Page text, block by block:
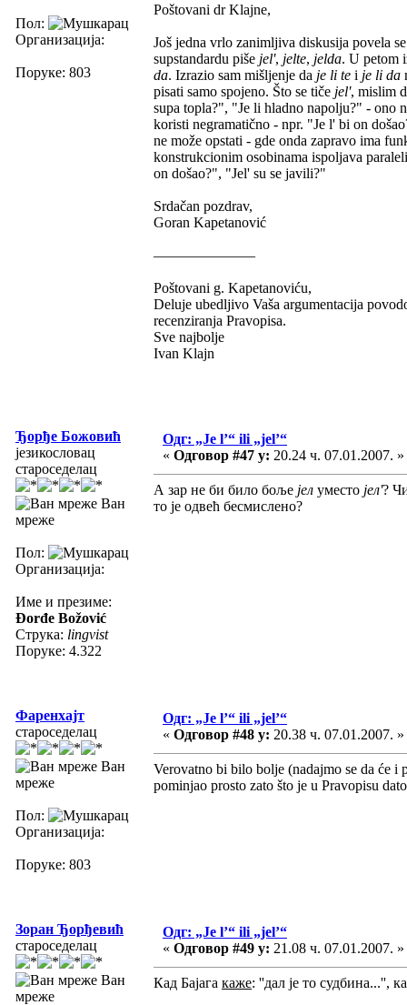
Пол:
Организација:
Поруке: 803
Poštovani dr Klajne,
Još jedna vrlo zanimljiva diskusija povela
supstandardu piše jel', jelte, jelda. U petom
da. Izrazio sam mišljenje da je li te i je li da
pisati samo spojeno. Što se tiče jel', mislim
supa topla?", "Je li hladno napolju?" - ono
koristi negramatično - npr. "Je l' bi on
ne može opstati - gde onda zapravo ima
konstrukcionim osobinama ispoljava
on došao?", "Jel' su se javili?"
Srdačan pozdrav,
Goran Kapetanović
———————
Poštovani g. Kapetanoviću,
Deluje ubedljivo Vaša argumentacija
recenziranja Pravopisa.
Sve najbolje
Ivan Klajn
Ђорђе Божовић
језикословац
староседелац
Ван
мреже
Пол:
Организација:
Име и презиме:
Đorđe Božović
Струка: lingvist
Поруке: 4.322
Одг: „Je l’“ ili „jel’“
« Одговор #47 у: 20.24 ч. 07.01.2007. »
А зар не би било боље јел уместо јел'?
то је одвећ бесмислено?
Фаренхајт
староседелац
Ван
мреже
Пол:
Организација:
Поруке: 803
Одг: „Je l’“ ili „jel’“
« Одговор #48 у: 20.38 ч. 07.01.2007. »
Verovatno bi bilo bolje (nadajmo se da će
pominjao prosto zato što je u Pravopisu
Зоран Ђорђевић
староседелац
Ван
мреже
Одг: „Je l’“ ili „jel’“
« Одговор #49 у: 21.08 ч. 07.01.2007. »
Кад Бајага каже: ''дал је то судбина...'',